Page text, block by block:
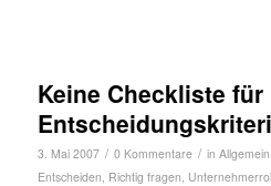
Keine Checkliste für
3. Mai 2007 / 0 Kommentare / in Allgemein
Entscheiden Richtig fragen